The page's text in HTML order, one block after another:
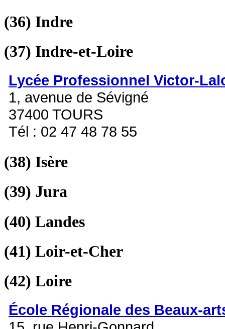
(36) Indre
(37) Indre-et-Loire
Lycée Professionnel Victor-
1, avenue de Sévigné
37400 TOURS
Tél : 02 47 48 78 55
(38) Isère
(39) Jura
(40) Landes
(41) Loir-et-Cher
(42) Loire
École Régionale des Beaux-